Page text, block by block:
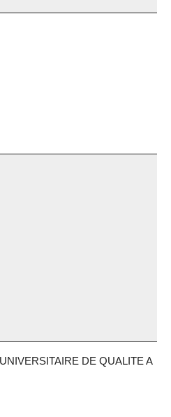
DE QUALITE A